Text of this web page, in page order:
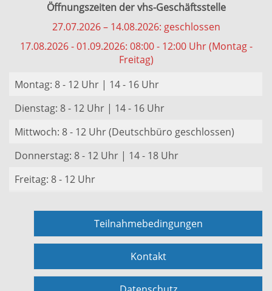
Öffnungszeiten der vhs-Geschäftsstelle
27.07.2026 – 14.08.2026: geschlossen
17.08.2026 - 01.09.2026: 08:00 - 12:00 Uhr (Montag -
Freitag)
Montag: 8 - 12 Uhr | 14 - 16 Uhr
Dienstag: 8 - 12 Uhr | 14 - 16 Uhr
Mittwoch: 8 - 12 Uhr (Deutschbüro geschlossen)
Donnerstag: 8 - 12 Uhr | 14 - 18 Uhr
Freitag: 8 - 12 Uhr
Teilnahmebedingungen
Kontakt